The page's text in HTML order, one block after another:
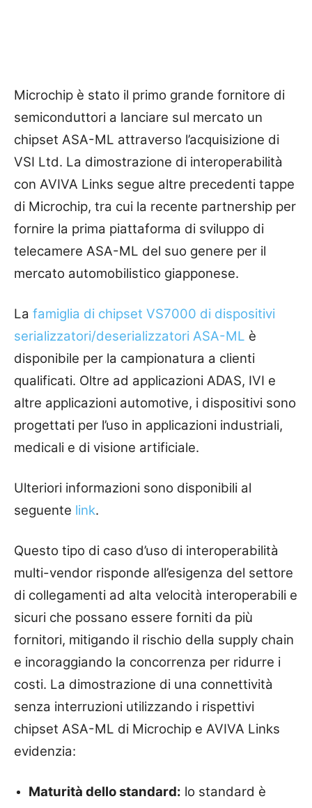
Microchip è stato il primo grande fornitore di
semiconduttori a lanciare sul mercato un
chipset ASA-ML attraverso l’acquisizione di
VSI Ltd. La dimostrazione di interoperabilità
con AVIVA Links segue altre precedenti tappe
di Microchip, tra cui la recente partnership per
fornire la prima piattaforma di sviluppo di
telecamere ASA-ML del suo genere per il
mercato automobilistico giapponese.
La famiglia di chipset VS7000 di dispositivi
serializzatori/deserializzatori ASA-ML è
disponibile per la campionatura a clienti
qualificati. Oltre ad applicazioni ADAS, IVI e
altre applicazioni automotive, i dispositivi sono
progettati per l’uso in applicazioni industriali,
medicali e di visione artificiale.
Ulteriori informazioni sono disponibili al
seguente link.
Questo tipo di caso d’uso di interoperabilità
multi-vendor risponde all’esigenza del settore
di collegamenti ad alta velocità interoperabili e
sicuri che possano essere forniti da più
fornitori, mitigando il rischio della supply chain
e incoraggiando la concorrenza per ridurre i
costi. La dimostrazione di una connettività
senza interruzioni utilizzando i rispettivi
chipset ASA-ML di Microchip e AVIVA Links
evidenzia:
Maturità dello standard: lo standard è